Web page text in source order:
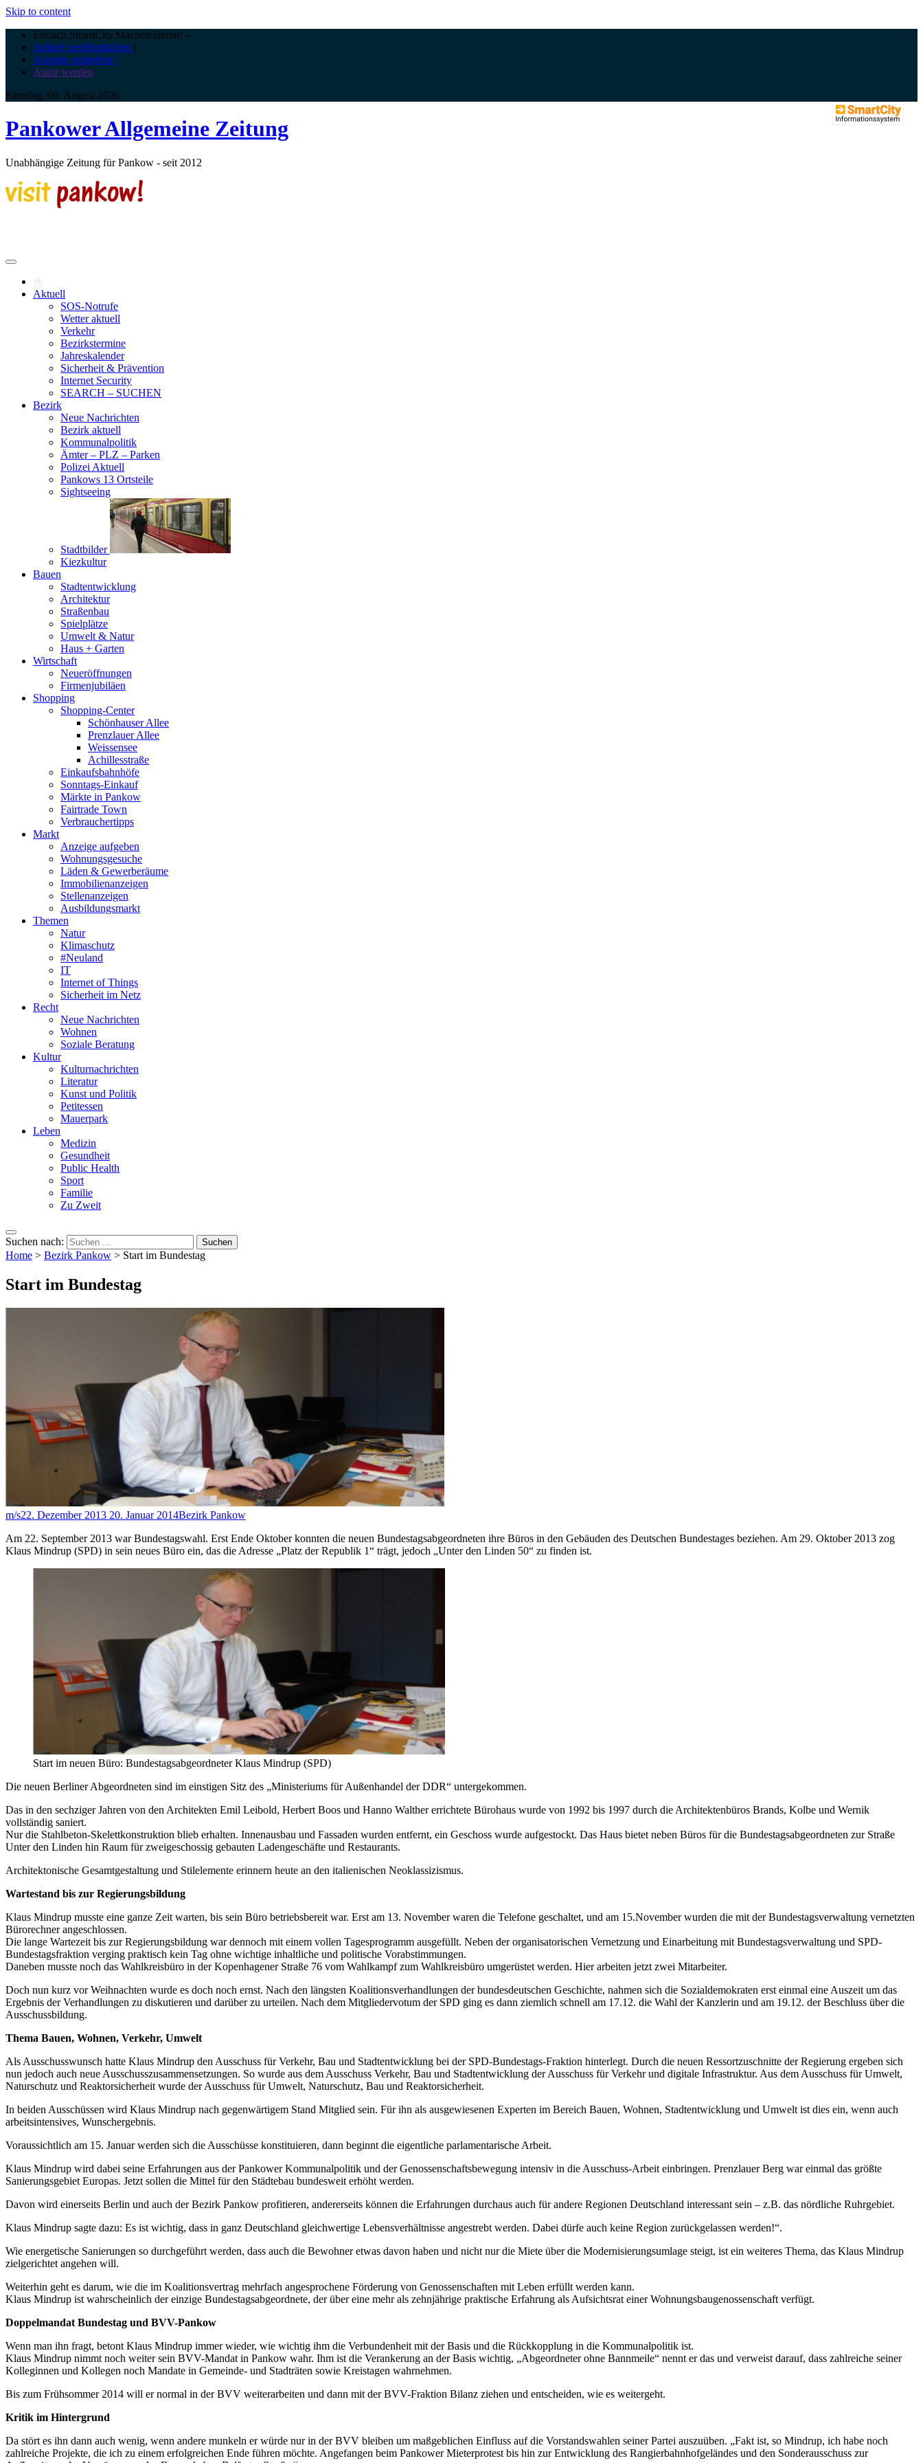
Skip to content
Einfach.SmartCity.Machen:Berlin! -
Artikel veröffentlichen |
Anzeige aufgeben |
Autor werden
Samstag, 08. August 2026
Pankower Allgemeine Zeitung
Unabhängige Zeitung für Pankow - seit 2012
Aktuell
SOS-Notrufe
Wetter aktuell
Verkehr
Bezirkstermine
Jahreskalender
Sicherheit & Prävention
Internet Security
SEARCH – SUCHEN
Bezirk
Neue Nachrichten
Bezirk aktuell
Kommunalpolitik
Ämter – PLZ – Parken
Polizei Aktuell
Pankows 13 Ortsteile
Sightseeing
Stadtbilder
Kiezkultur
Bauen
Stadtentwicklung
Architektur
Straßenbau
Spielplätze
Umwelt & Natur
Haus + Garten
Wirtschaft
Neueröffnungen
Firmenjubiläen
Shopping
Shopping-Center
Schönhauser Allee
Prenzlauer Allee
Weissensee
Achillesstraße
Einkaufsbahnhöfe
Sonntags-Einkauf
Märkte in Pankow
Fairtrade Town
Verbrauchertipps
Markt
Anzeige aufgeben
Wohnungsgesuche
Läden & Gewerberäume
Immobilienanzeigen
Stellenanzeigen
Ausbildungsmarkt
Themen
Natur
Klimaschutz
#Neuland
IT
Internet of Things
Sicherheit im Netz
Recht
Neue Nachrichten
Wohnen
Soziale Beratung
Kultur
Kulturnachrichten
Literatur
Kunst und Politik
Petitessen
Mauerpark
Leben
Medizin
Gesundheit
Public Health
Sport
Familie
Zu Zweit
Suchen nach:
Home > Bezirk Pankow > Start im Bundestag
Start im Bundestag
m/s22. Dezember 2013 20. Januar 2014Bezirk Pankow
Am 22. September 2013 war Bundestagswahl. Erst Ende Oktober konnten die neuen Bundestagsabgeordneten ihre Büros in den Gebäuden des Deutschen Bundestages beziehen. Am 29. Oktober 2013 zog
Klaus Mindrup (SPD) in sein neues Büro ein, das die Adresse „Platz der Republik 1“ trägt, jedoch „Unter den Linden 50“ zu finden ist.
Start im neuen Büro: Bundestagsabgeordneter Klaus Mindrup (SPD)
Die neuen Berliner Abgeordneten sind im einstigen Sitz des „Ministeriums für Außenhandel der DDR“ untergekommen.
Das in den sechziger Jahren von den Architekten Emil Leibold, Herbert Boos und Hanno Walther errichtete Bürohaus wurde von 1992 bis 1997 durch die Architektenbüros Brands, Kolbe und Wernik
vollständig saniert.
Nur die Stahlbeton-Skelettkonstruktion blieb erhalten. Innenausbau und Fassaden wurden entfernt, ein Geschoss wurde aufgestockt. Das Haus bietet neben Büros für die Bundestagsabgeordneten zur Straße
Unter den Linden hin Raum für zweigeschossig gebauten Ladengeschäfte und Restaurants.
Architektonische Gesamtgestaltung und Stilelemente erinnern heute an den italienischen Neoklassizismus.
Wartestand bis zur Regierungsbildung
Klaus Mindrup musste eine ganze Zeit warten, bis sein Büro betriebsbereit war. Erst am 13. November waren die Telefone geschaltet, und am 15.November wurden die mit der Bundestagsverwaltung vernetzten
Bürorechner angeschlossen.
Die lange Wartezeit bis zur Regierungsbildung war dennoch mit einem vollen Tagesprogramm ausgefüllt. Neben der organisatorischen Vernetzung und Einarbeitung mit Bundestagsverwaltung und SPD-
Bundestagsfraktion verging praktisch kein Tag ohne wichtige inhaltliche und politische Vorabstimmungen.
Daneben musste noch das Wahlkreisbüro in der Kopenhagener Straße 76 vom Wahlkampf zum Wahlkreisbüro umgerüstet werden. Hier arbeiten jetzt zwei Mitarbeiter.
Doch nun kurz vor Weihnachten wurde es doch noch ernst. Nach den längsten Koalitionsverhandlungen der bundesdeutschen Geschichte, nahmen sich die Sozialdemokraten erst einmal eine Auszeit um das
Ergebnis der Verhandlungen zu diskutieren und darüber zu urteilen. Nach dem Mitgliedervotum der SPD ging es dann ziemlich schnell am 17.12. die Wahl der Kanzlerin und am 19.12. der Beschluss über die
Ausschussbildung.
Thema Bauen, Wohnen, Verkehr, Umwelt
Als Ausschusswunsch hatte Klaus Mindrup den Ausschuss für Verkehr, Bau und Stadtentwicklung bei der SPD-Bundestags-Fraktion hinterlegt. Durch die neuen Ressortzuschnitte der Regierung ergeben sich
nun jedoch auch neue Ausschusszusammensetzungen. So wurde aus dem Ausschuss Verkehr, Bau und Stadtentwicklung der Ausschuss für Verkehr und digitale Infrastruktur. Aus dem Ausschuss für Umwelt,
Naturschutz und Reaktorsicherheit wurde der Ausschuss für Umwelt, Naturschutz, Bau und Reaktorsicherheit.
In beiden Ausschüssen wird Klaus Mindrup nach gegenwärtigem Stand Mitglied sein. Für ihn als ausgewiesenen Experten im Bereich Bauen, Wohnen, Stadtentwicklung und Umwelt ist dies ein, wenn auch
arbeitsintensives, Wunschergebnis.
Voraussichtlich am 15. Januar werden sich die Ausschüsse konstituieren, dann beginnt die eigentliche parlamentarische Arbeit.
Klaus Mindrup wird dabei seine Erfahrungen aus der Pankower Kommunalpolitik und der Genossenschaftsbewegung intensiv in die Ausschuss-Arbeit einbringen. Prenzlauer Berg war einmal das größte
Sanierungsgebiet Europas. Jetzt sollen die Mittel für den Städtebau bundesweit erhöht werden.
Davon wird einerseits Berlin und auch der Bezirk Pankow profitieren, andererseits können die Erfahrungen durchaus auch für andere Regionen Deutschland interessant sein – z.B. das nördliche Ruhrgebiet.
Klaus Mindrup sagte dazu: Es ist wichtig, dass in ganz Deutschland gleichwertige Lebensverhältnisse angestrebt werden. Dabei dürfe auch keine Region zurückgelassen werden!“.
Wie energetische Sanierungen so durchgeführt werden, dass auch die Bewohner etwas davon haben und nicht nur die Miete über die Modernisierungsumlage steigt, ist ein weiteres Thema, das Klaus Mindrup
zielgerichtet angehen will.
Weiterhin geht es darum, wie die im Koalitionsvertrag mehrfach angesprochene Förderung von Genossenschaften mit Leben erfüllt werden kann.
Klaus Mindrup ist wahrscheinlich der einzige Bundestagsabgeordnete, der über eine mehr als zehnjährige praktische Erfahrung als Aufsichtsrat einer Wohnungsbaugenossenschaft verfügt.
Doppelmandat Bundestag und BVV-Pankow
Wenn man ihn fragt, betont Klaus Mindrup immer wieder, wie wichtig ihm die Verbundenheit mit der Basis und die Rückkopplung in die Kommunalpolitik ist.
Klaus Mindrup nimmt noch weiter sein BVV-Mandat in Pankow wahr. Ihm ist die Verankerung an der Basis wichtig, „Abgeordneter ohne Bannmeile“ nennt er das und verweist darauf, dass zahlreiche seiner
Kolleginnen und Kollegen noch Mandate in Gemeinde- und Stadträten sowie Kreistagen wahrnehmen.
Bis zum Frühsommer 2014 will er normal in der BVV weiterarbeiten und dann mit der BVV-Fraktion Bilanz ziehen und entscheiden, wie es weitergeht.
Kritik im Hintergrund
Da stört es ihn dann auch wenig, wenn andere munkeln er würde nur in der BVV bleiben um maßgeblichen Einfluss auf die Vorstandswahlen seiner Partei auszuüben. „Fakt ist, so Mindrup, ich habe noch
zahlreiche Projekte, die ich zu einem erfolgreichen Ende führen möchte. Angefangen beim Pankower Mieterprotest bis hin zur Entwicklung des Rangierbahnhofgeländes und den Sonderausschuss zur